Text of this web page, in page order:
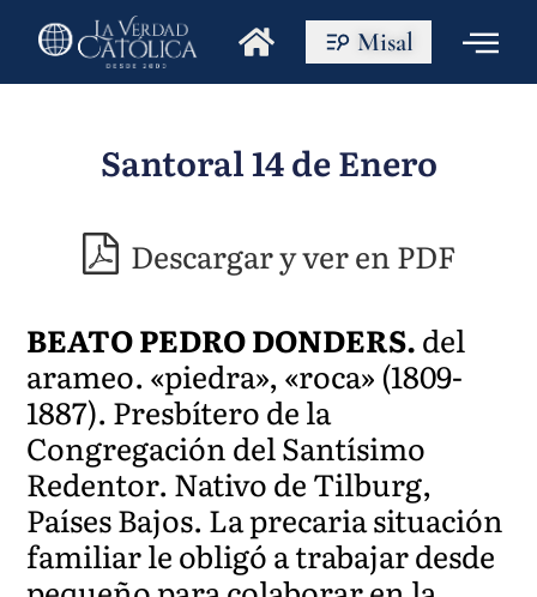
Misal
Santoral 14 de Enero
Descargar y ver en PDF
BEATO PEDRO DONDERS.del
arameo. «piedra», «roca» (1809-
1887). Presbítero de la
Congregación del Santísimo
Redentor. Nativo de Tilburg,
Países Bajos. La precaria situación
familiar le obligó a trabajar desde